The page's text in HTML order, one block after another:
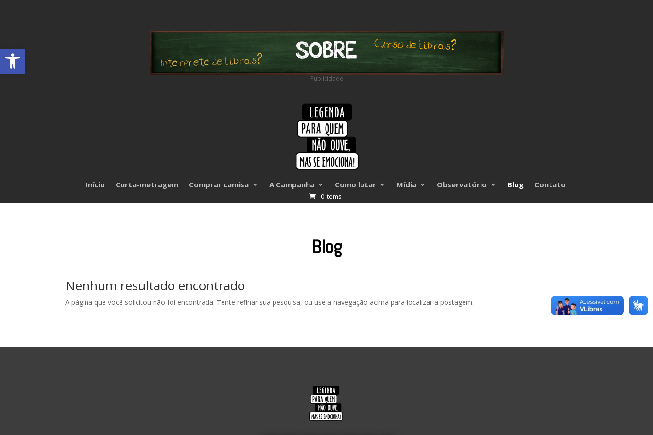
Abrir a barra de ferramentas
– Publicidade –
Início Curta-metragem Comprar camisa A Campanha Como lutar Mídia Observatório Blog Contato
0 Items
Blog
Nenhum resultado encontrado
A página que você solicitou não foi encontrada. Tente refinar sua pesquisa, ou use a navegação acima para localizar a postagem.